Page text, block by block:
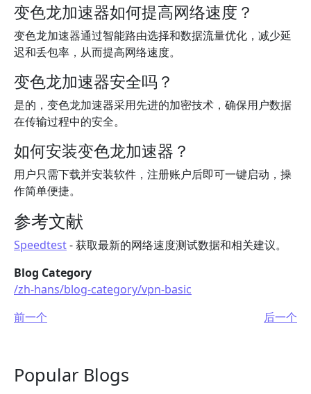
变色龙加速器如何提高网络速度？
变色龙加速器通过智能路由选择和数据流量优化，减少延
迟和丢包率，从而提高网络速度。
变色龙加速器安全吗？
是的，变色龙加速器采用先进的加密技术，确保用户数据
在传输过程中的安全。
如何安装变色龙加速器？
用户只需下载并安装软件，注册账户后即可一键启动，操
作简单便捷。
参考文献
Speedtest- 获取最新的网络速度测试数据和相关建议。
Blog Category
/zh-hans/blog-category/vpn-basic
前一个
后一个
Popular Blogs